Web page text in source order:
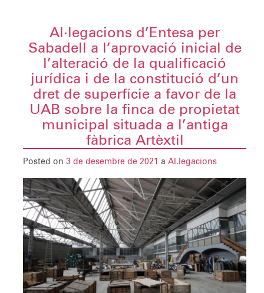
Al·legacions d’Entesa per
Sabadell a l’aprovació inicial de
l’alteració de la qualificació
jurídica i de la constitució d’un
dret de superfície a favor de la
UAB sobre la finca de propietat
municipal situada a l’antiga
fàbrica Artèxtil
Posted on 3 de desembre de 2021 a Al.legacions